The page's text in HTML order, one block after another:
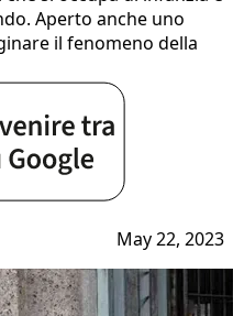
Aperto anche uno
il fenomeno della
May 22, 2023